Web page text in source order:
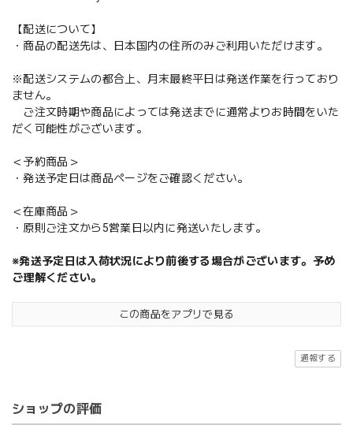
【配送について】
・商品の配送先は、日本国内の住所のみご利用いただけます。
※配送システムの都合上、月末最終平日は発送作業を行っており
ません。
ご注文時期や商品によっては発送までに通常よりお時間をいた
だく可能性がございます。
＜予約商品＞
・発送予定日は商品ページをご確認ください。
＜在庫商品＞
・原則ご注文から5営業日以内に発送いたします。
※発送予定日は入荷状況により前後する場合がございます。予め
ご理解ください。
この商品をアプリで見る
通報する
ショップの評価